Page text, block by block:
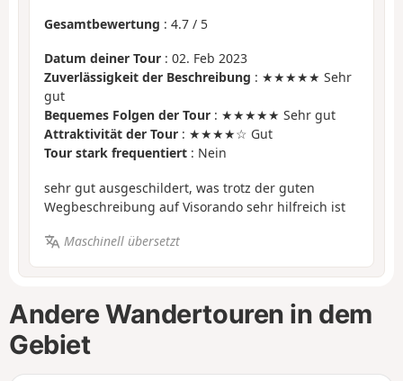
Gesamtbewertung : 4.7 / 5
Datum deiner Tour : 02. Feb 2023
Zuverlässigkeit der Beschreibung : ★★★★★ Sehr
gut
Bequemes Folgen der Tour : ★★★★★ Sehr gut
Attraktivität der Tour : ★★★★☆ Gut
Tour stark frequentiert : Nein
sehr gut ausgeschildert, was trotz der guten
Wegbeschreibung auf Visorando sehr hilfreich ist
Maschinell übersetzt
Andere Wandertouren in dem
Gebiet